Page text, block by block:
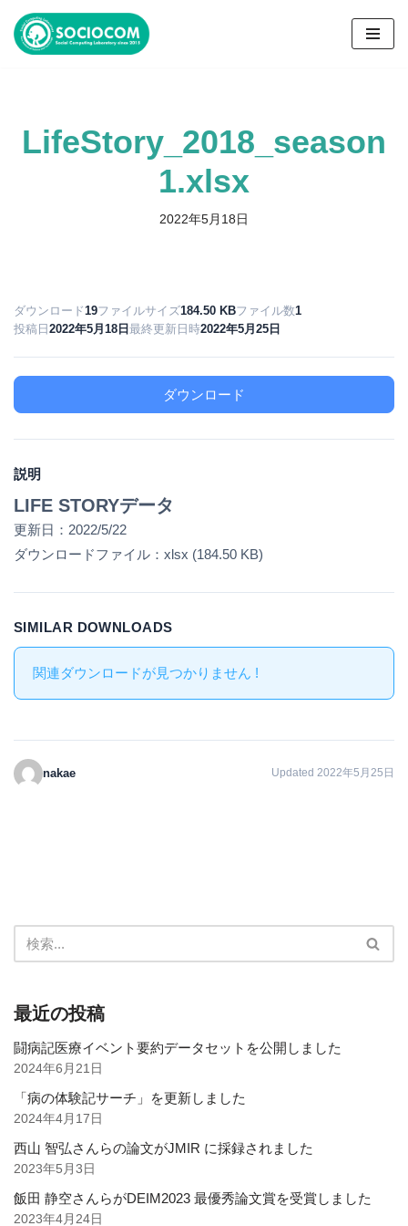
コ
へLifeStory_2018_season
1.xlsx
2022年5月18日
ダウンロード 19ファイルサイズ184.50 KBファイル数1
投稿日2022年5月18日最終更新日時2022年5月25日
ダウンロード
説明
LIFE STORYデータ
更新日：2022/5/22
ダウンロードファイル：xlsx (184.50 KB)
SIMILAR DOWNLOADS
関連ダウンロードが見つかりません !
nakae Updated 2022年5月25日
最近の投稿
闘病記医療イベント要約データセットを公開しました
2024年6月21日
「病の体験記サーチ」を更新しました
2024年4月17日
西山 智弘さんらの論文がJMIR に採録されました
2023年5月3日
飯田 静空さんらがDEIM2023 最優秀論文賞を受賞しました
2023年4月24日